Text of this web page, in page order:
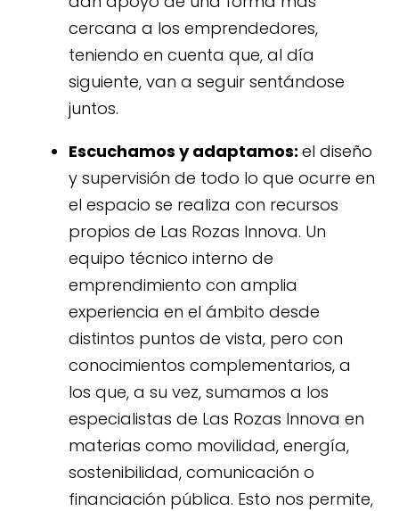
cercana a los emprendedores,
teniendo en cuenta que, al día
siguiente, van a seguir sentándose
juntos.
Escuchamos y adaptamos: el diseño
y supervisión de todo lo que ocurre en
el espacio se realiza con recursos
propios de Las Rozas Innova. Un
equipo técnico interno de
emprendimiento con amplia
experiencia en el ámbito desde
distintos puntos de vista, pero con
conocimientos complementarios, a
los que, a su vez, sumamos a los
especialistas de Las Rozas Innova en
materias como movilidad, energía,
sostenibilidad, comunicación o
financiación pública. Esto nos permite,